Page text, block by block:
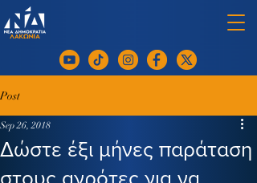
Post
Δώστε έξι μήνες παράταση
στους αγρότες για να
Sep 26, 2018